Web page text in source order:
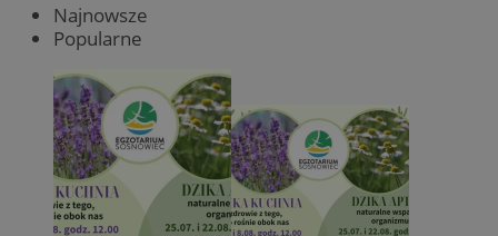
Najnowsze
Popularne